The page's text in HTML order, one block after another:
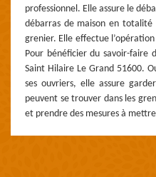
professionnel. Elle assure le
débarras de maison en
grenier. Elle effectue
Pour bénéficier du savoir-faire
Saint Hilaire Le Grand 51600.
ses ouvriers, elle assure
peuvent se trouver dans les
et prendre des mesures à